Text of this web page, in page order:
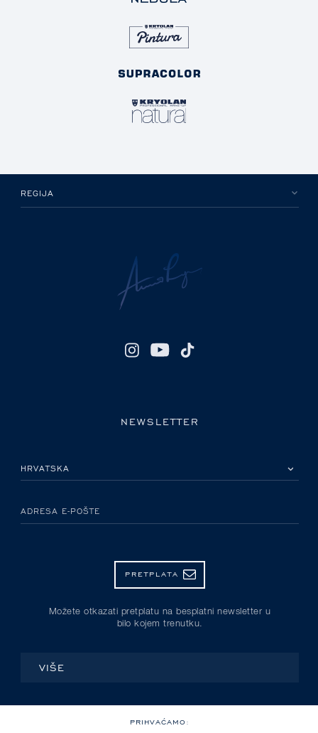
REGIJA
NEWSLETTER
ADRESA E-POŠTE
PRETPLATA
Možete otkazati pretplatu na besplatni newsletter u
bilo kojem trenutku.
VIŠE
PRIHVAĆAMO: